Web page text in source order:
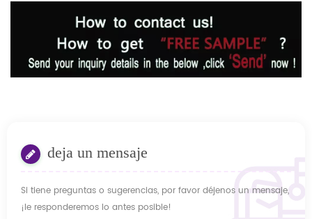
deja un mensaje
Si tiene preguntas o sugerencias, por favor déjenos un mensaje,
¡le responderemos lo antes posible!